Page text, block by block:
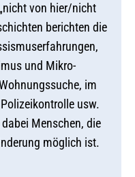
von hier/nicht
berichten die
und Mikro-
im
usw.
Menschen, die
möglich ist.